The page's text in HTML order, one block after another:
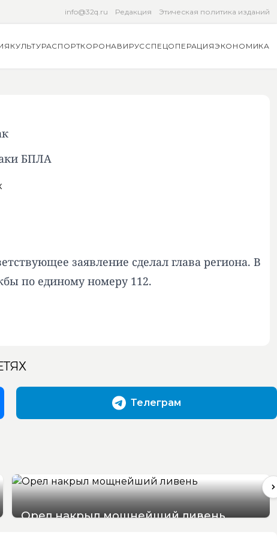
info@32q.ru Редакция Этическая политика изданий
КУЛЬТУРАСПОРТКОРОНАВИРУССПЕЦОПЕРАЦИЯЭКОНОМИКА
БПЛА
заявление сделал глава региона. В
по единому номеру 112.
Телеграм
Орел накрыл мощнейший ливень